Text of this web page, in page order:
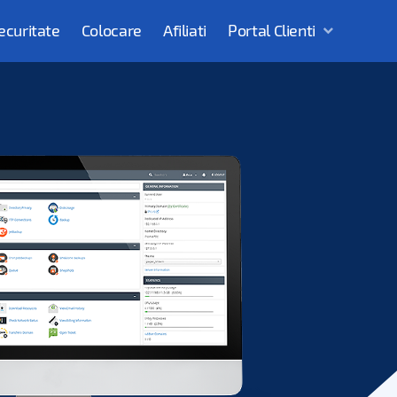
Colocare Afiliati Portal Clienti
CLIENTI
Login Creaza cont